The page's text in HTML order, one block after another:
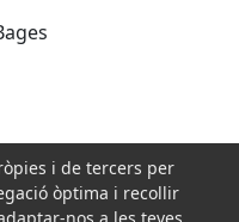
i de tercers per
òptima i recollir